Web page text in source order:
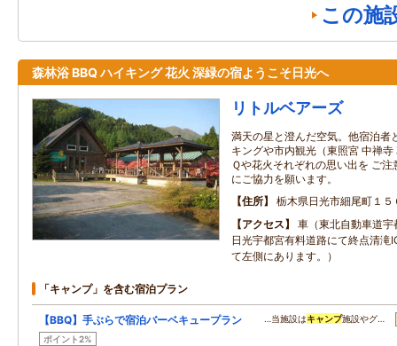
この施
森林浴 BBQ ハイキング 花火 深緑の宿ようこそ日光へ
リトルベアーズ
満天の星と澄んだ空気。他宿泊者
キングや市内観光（東照宮 中禅
Ｑや花火それぞれの思い出を ご
にご協力を願います。
住所
栃木県日光市細尾町１５
アクセス
車（東北自動車道
日光宇都宮有料道路にて終点清滝
て左側にあります。）
「キャンプ」を含む宿泊プラン
【BBQ】手ぶらで宿泊バーベキュープラン
ポイント2%
…当施設はキャンプ施設やグ…